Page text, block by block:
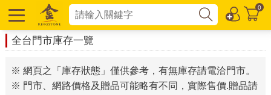
0
全台門市庫存一覽
※ 網頁之「庫存狀態」僅供參考，有無庫存請電洽門市。
※ 門市、網路價格及贈品可能略有不同，實際售價.贈品請